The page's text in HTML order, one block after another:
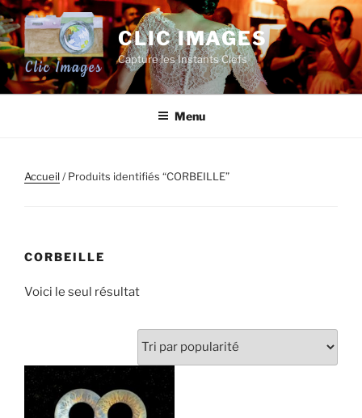
Aller
au
contenu
principal
CLIC IMAGES
Capture les Instants Clefs
Menu
Accueil/ Produits identifiés “CORBEILLE”
CORBEILLE
Voici le seul résultat